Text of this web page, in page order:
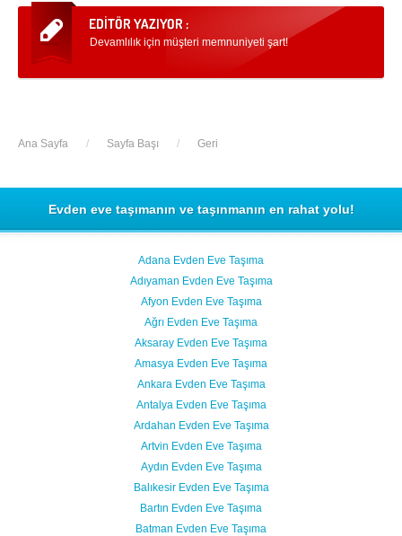
Devamlılık için müşteri memnuniyeti şart!
Ana Sayfa / Sayfa Başı / Geri
Evden eve taşımanın ve taşınmanın en rahat yolu!
Adana Evden Eve Taşıma
Adıyaman Evden Eve Taşıma
Afyon Evden Eve Taşıma
Ağrı Evden Eve Taşıma
Aksaray Evden Eve Taşıma
Amasya Evden Eve Taşıma
Ankara Evden Eve Taşıma
Antalya Evden Eve Taşıma
Ardahan Evden Eve Taşıma
Artvin Evden Eve Taşıma
Aydın Evden Eve Taşıma
Balıkesir Evden Eve Taşıma
Bartın Evden Eve Taşıma
Batman Evden Eve Taşıma